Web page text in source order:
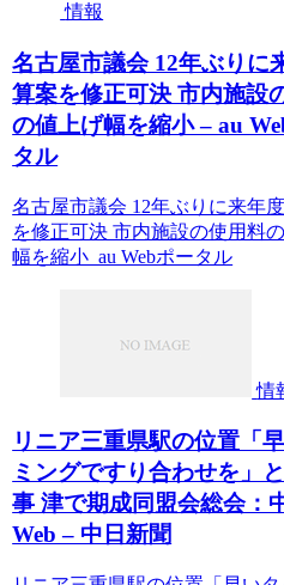
情報
名古屋市議会 12年ぶりに
算案を修正可決 市内施設
の値上げ幅を縮小 – au
タル
名古屋市議会 12年ぶりに来年
を修正可決 市内施設の使用料
幅を縮小 au Webポータル
情
リニア三重県駅の位置「
ミングですり合わせを」
事 津で期成同盟会総会：
Web – 中日新聞